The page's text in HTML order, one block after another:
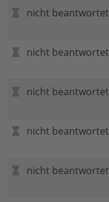
nicht beantwortet
nicht beantwortet
nicht beantwortet
nicht beantwortet
nicht beantwortet